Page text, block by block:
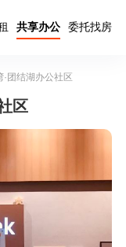
共享办公 委托找房
团结湖办公社区
区